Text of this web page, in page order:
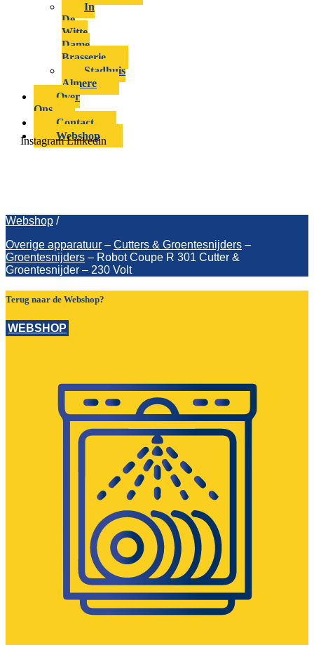
In
De
Witte
Dame
Brasserie
Stadhuis
Almere
Over
Ons
Contact
Webshop
Instagram Linkedin
Webshop /
Overige apparatuur – Cutters & Groentesnijders –
Groentesnijders – Robot Coupe R 301 Cutter &
Groentesnijder – 230 Volt
Terug naar de Webshop?
WEBSHOP